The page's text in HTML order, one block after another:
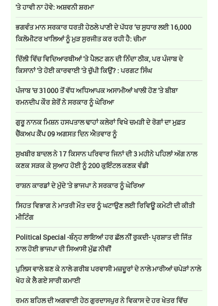
'ਤੇ ਹਾਵੀ ਨਾ ਹੋਵੇ: ਅਸ਼ਵਨੀ ਸ਼ਰਮਾ
ਭਗਵੰਤ ਮਾਨ ਸਰਕਾਰ ਧਰਤੀ ਹੇਠਲੇ ਪਾਣੀ ਦੇ ਪੱਧਰ ‘ਚ ਸੁਧਾਰ ਲਈ 16,000
ਕਿਲੋਮੀਟਰ ਖਾਲਿਆਂ ਨੂੰ ਮੁੜ ਸੁਰਜੀਤ ਕਰ ਰਹੀ ਹੈ: ਚੀਮਾ
ਦਿੱਲੀ ਵਿੱਚ ਵਿਦਿਆਰਥੀਆਂ 'ਤੇ ਪੈਲਟ ਗਨ ਦੀ ਨਿੰਦਾ ਠੀਕ, ਪਰ ਪੰਜਾਬ ਦੇ
ਕਿਸਾਨਾਂ 'ਤੇ ਹੋਈ ਕਾਰਵਾਈ 'ਤੇ ਚੁੱਪੀ ਕਿਉਂ? : ਪਰਗਟ ਸਿੰਘ
ਪੰਜਾਬ 'ਚ 31000 ਤੋਂ ਵੱਧ ਅਧਿਆਪਕ ਅਸਾਮੀਆਂ ਖਾਲੀ ਹੋਣ 'ਤੇ ਬੀਬਾ
ਰਮਨਦੀਪ ਕੌਰ ਸ਼ੇਰੋਂ ਨੇ ਸਰਕਾਰ ਨੂੰ ਘੇਰਿਆ
ਗੁਰੂ ਨਾਨਕ ਮਿਸ਼ਨ ਹਸਪਤਾਲ ਢਾਹਾਂ ਕਲੇਰਾਂ ਵਿਖੇ ਚਮੜੀ ਦੇ ਰੋਗਾਂ ਦਾ ਮੁਫ਼ਤ
ਚੈੱਕਅਪ ਕੈਂਪ 09 ਅਗਸਤ ਦਿਨ ਐਤਵਾਰ ਨੂੰ
ਸੁਖਬੀਰ ਬਾਦਲ ਨੇ 17 ਕਿਸਾਨ ਪਰਿਵਾਰ ਜਿਨਾਂ ਦੀ 3 ਮਹੀਨੇ ਪਹਿਲਾਂ ਅੱਗ ਨਾਲ
ਕਣਕ ਸੜਕ ਕੇ ਸੁਆਹ ਹੋਈ ਨੂੰ 200 ਕੁਇੰਟਲ ਕਣਕ ਵੰਡੀ
ਰਾਸ਼ਨ ਕਾਰਡਾਂ ਦੇ ਮੁੱਦੇ 'ਤੇ ਭਾਜਪਾ ਨੇ ਸਰਕਾਰ ਨੂੰ ਘੇਰਿਆ
ਸਿਹਤ ਵਿਭਾਗ ਨੇ ਮਾਤਰੀ ਮੌਤ ਦਰ ਨੂੰ ਘਟਾਉਣ ਲਈ ਰਿਵਿਊ ਕਮੇਟੀ ਦੀ ਕੀਤੀ
ਮੀਟਿੰਗ
Political Special -ਬੰਨ੍ਹ ਲਾਇਆਂ ਹਰ ਛੱਲ ਨੀਂ ਰੁਕਦੀ- ਪ੍ਰਸ਼ਾਤ ਦੀ ਜਿੱਤ
ਨਾਲ ਹੋਈ ਭਾਜਪਾ ਦੀ ਸਿਆਸੀ ਮੁੱਛ ਨੀਵੀਂ
ਪੁਲਿਸ ਵਾਲੇ ਬਣ ਕੇ ਨਾਲੇ ਗਰੀਬ ਪਰਵਾਸੀ ਮਜ਼ਦੂਰਾਂ ਦੇ ਨਾਲੇ ਮਾਰੀਆਂ ਚਪੇੜਾਂ ਨਾਲੇ
ਖੋਹ ਕੇ ਲੈ ਗਏ ਸਾਰੀ ਕਮਾਈ
ਰਮਨ ਬਹਿਲ ਦੀ ਅਗਵਾਈ ਹੇਠ ਗੁਰਦਾਸਪੁਰ ਨੇ ਵਿਕਾਸ ਦੇ ਹਰ ਖੇਤਰ ਵਿੱਚ